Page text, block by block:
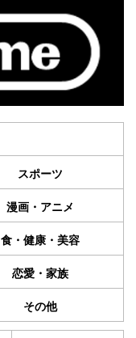
スポーツ
漫画・アニメ
食・健康・美容
恋愛・家族
その他